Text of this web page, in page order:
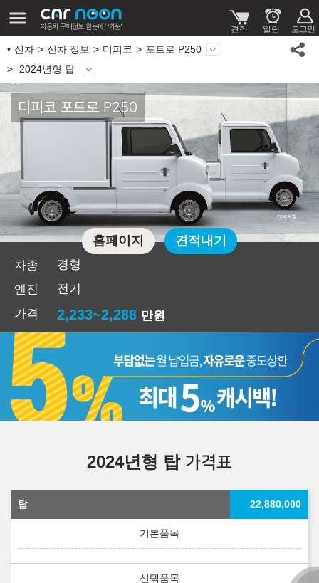
신차 신차 정보 디피코
포트로 P250
2024년형 탑
디피코 포트로 P250
차종
경형
엔진
전기
가격
2,233~2,288 만원
홈페이지 견적내기
2024년형 탑가격표
탑 22,880,000